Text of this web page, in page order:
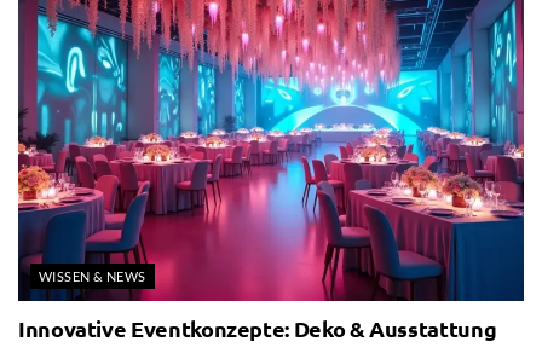
WISSEN & NEWS
Innovative Eventkonzepte: Deko & Ausstattung